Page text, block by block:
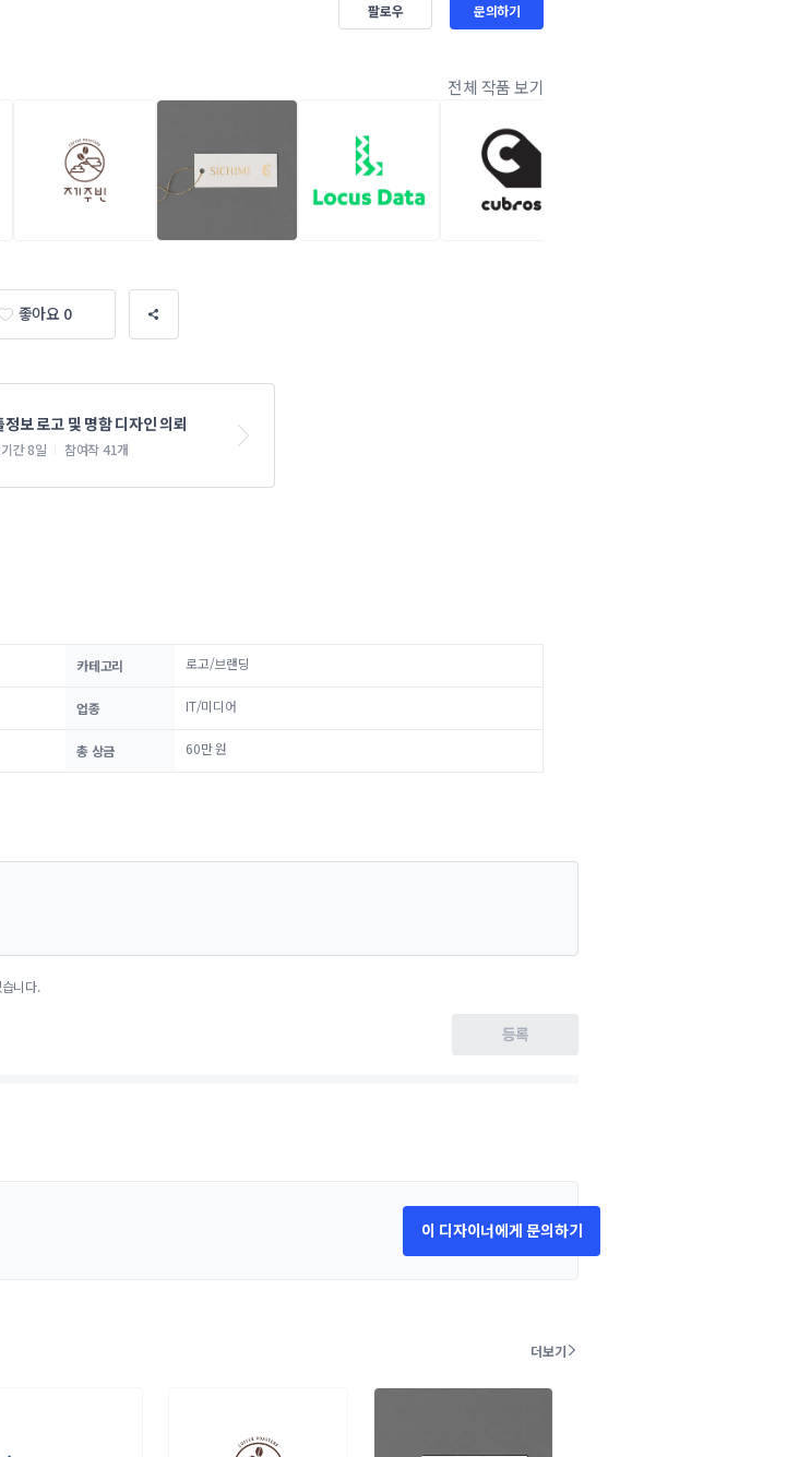
팔로우 문의하기
전체 작품 보기
좋아요 0
정보 로고 및 명함 디자인 의뢰
간 8일 참여작 41개
카테고리 로고/브랜딩
업종 IT/미디어
총 상금 60만 원
니다.
등록
이 디자이너에게 문의하기
더보기